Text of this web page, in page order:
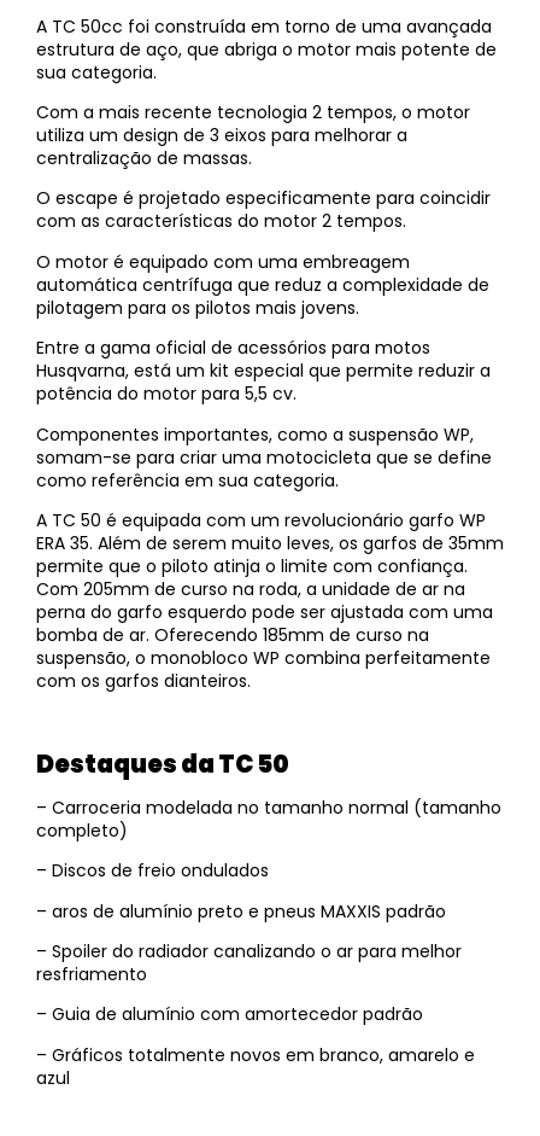
A TC 50cc foi construída em torno de uma avançada
estrutura de aço, que abriga o motor mais potente de
sua categoria.
Com a mais recente tecnologia 2 tempos, o motor
utiliza um design de 3 eixos para melhorar a
centralização de massas.
O escape é projetado especificamente para coincidir
com as características do motor 2 tempos.
O motor é equipado com uma embreagem
automática centrífuga que reduz a complexidade de
pilotagem para os pilotos mais jovens.
Entre a gama oficial de acessórios para motos
Husqvarna, está um kit especial que permite reduzir a
potência do motor para 5,5 cv.
Componentes importantes, como a suspensão WP,
somam-se para criar uma motocicleta que se define
como referência em sua categoria.
A TC 50 é equipada com um revolucionário garfo WP
ERA 35. Além de serem muito leves, os garfos de 35mm
permite que o piloto atinja o limite com confiança.
Com 205mm de curso na roda, a unidade de ar na
perna do garfo esquerdo pode ser ajustada com uma
bomba de ar. Oferecendo 185mm de curso na
suspensão, o monobloco WP combina perfeitamente
com os garfos dianteiros.
Destaques da TC 50
– Carroceria modelada no tamanho normal (tamanho
completo)
– Discos de freio ondulados
– aros de alumínio preto e pneus MAXXIS padrão
– Spoiler do radiador canalizando o ar para melhor
resfriamento
– Guia de alumínio com amortecedor padrão
– Gráficos totalmente novos em branco, amarelo e
azul